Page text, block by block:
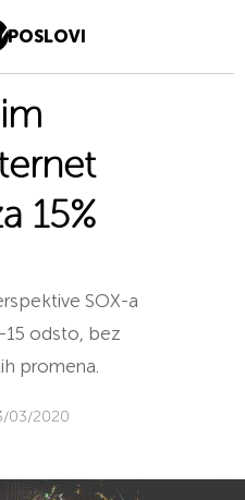
POSLOVI
15%
SOX-a
odsto, bez
promena.
03/2020